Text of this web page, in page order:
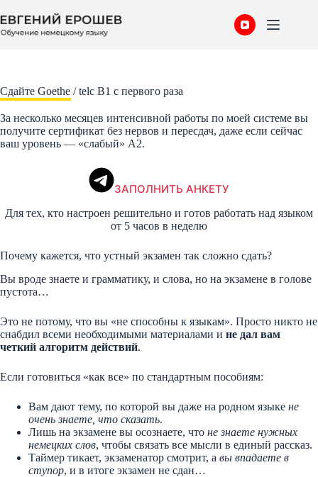
к
сути
Сдайте Goethe / telc B1 с первого раза
За несколько месяцев интенсивной работы по моей системе вы
получите сертификат без нервов и пересдач, даже если сейчас
ваш уровень — «слабый» A2.
Видео идет… Включить звук
ЗАПОЛНИТЬ АНКЕТУ
Для тех, кто настроен решительно и готов работать над языком
от 5 часов в неделю
Почему кажется, что устный экзамен так сложно сдать?
Вы вроде знаете и грамматику, и слова, но на экзамене в голове
пустота…
Это не потому, что вы «не способны к языкам». Просто никто не
снабдил всеми необходимыми материалами и не дал вам
четкий алгоритм действий.
Если готовиться «как все» по стандартным пособиям:
Вам дают тему, по которой вы даже на родном языке не
очень знаете, что сказать.
Лишь на экзамене вы осознаете, что не знаете нужных
немецких слов, чтобы связать все мысли в единый рассказ.
Таймер тикает, экзаменатор смотрит, а вы впадаете в
ступор, и в итоге экзамен не сдан…